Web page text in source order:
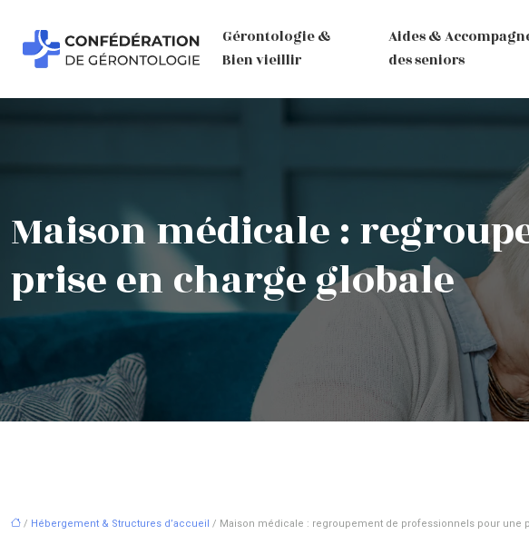
Gérontologie &
Bien vieillir
Aides &
des seniors
Maison médicale :
prise en charge globale
/ Hébergement & Structures d’accueil / Maison médicale : regroupement de professionnels pour une